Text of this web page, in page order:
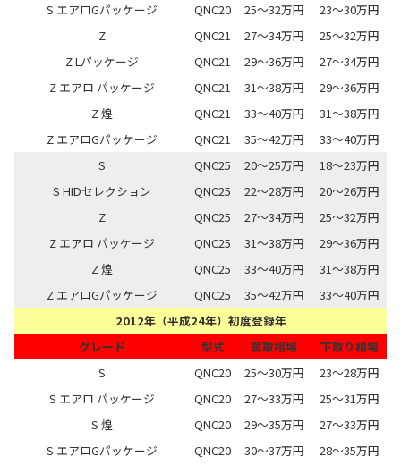
S エアロGパッケージ
QNC20 25～32万円
23～30万円
Z
QNC21 27～34万円
25～32万円
Z Lパッケージ
QNC21 29～36万円
27～34万円
Z エアロ パッケージ
QNC21 31～38万円
29～36万円
Z 煌
QNC21 33～40万円
31～38万円
Z エアロGパッケージ
QNC21 35～42万円
33～40万円
S
QNC25 20～25万円
18～23万円
S HIDセレクション
QNC25 22～28万円
20～26万円
Z
QNC25 27～34万円
25～32万円
Z エアロ パッケージ
QNC25 31～38万円
29～36万円
Z 煌
QNC25 33～40万円
31～38万円
Z エアロGパッケージ
QNC25 35～42万円
33～40万円
2012年（平成24年）初度登録年
グレード
型式 買取相場
下取り相場
S
QNC20 25～30万円
23～28万円
S エアロ パッケージ
QNC20 27～33万円
25～31万円
S 煌
QNC20 29～35万円
27～33万円
S エアロGパッケージ
QNC20 30～37万円
28～35万円